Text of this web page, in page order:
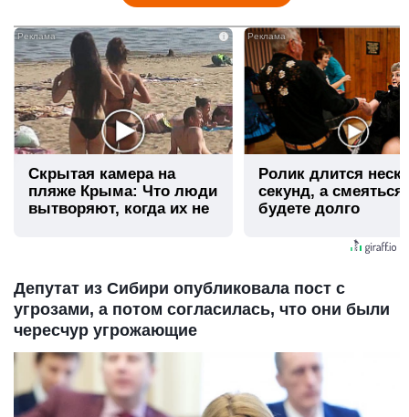
i
Скрытая камера на
пляже Крыма: Что люди
вытворяют, когда их не
Ролик длится
секунд, а
будете долго
Депутат из Сибири опубликовала пост с
угрозами, а потом согласилась, что они были
чересчур угрожающие